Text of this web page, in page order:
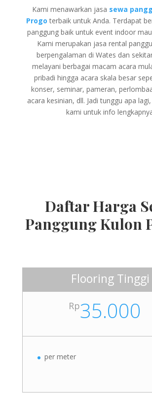
Kami menawarkan jasa sewa
Progoterbaik untuk Anda. Terdapat
panggung baik untuk event indoor
Kami merupakan jasa rental
berpengalaman di Wates dan
melayani berbagai macam acara
pribadi hingga acara skala besar
konser, seminar, pameran,
acara kesinian, dll. Jadi tunggu apa
kami untuk info
Daftar Harga
Panggung Kulon
Flooring Tinggi
Rp35.000
per meter